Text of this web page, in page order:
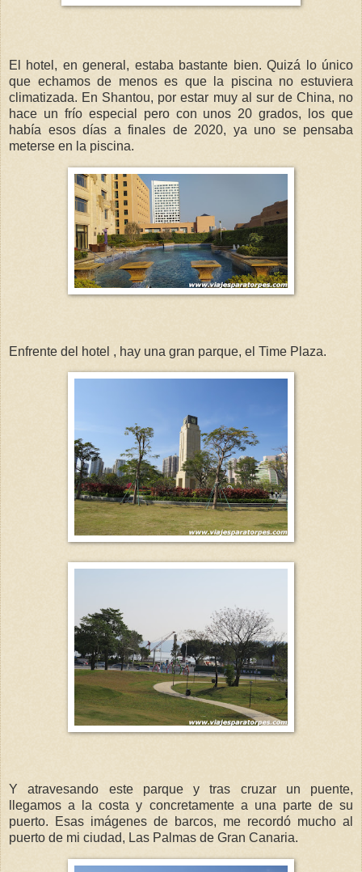
El hotel, en general, estaba bastante bien. Quizá lo único
que echamos de menos es que la piscina no estuviera
climatizada. En Shantou, por estar muy al sur de China, no
hace un frío especial pero con unos 20 grados, los que
había esos días a finales de 2020, ya uno se pensaba
meterse en la piscina.
Enfrente del hotel , hay una gran parque, el Time Plaza.
Y atravesando este parque y tras cruzar un puente,
llegamos a la costa y concretamente a una parte de su
puerto. Esas imágenes de barcos, me recordó mucho al
puerto de mi ciudad, Las Palmas de Gran Canaria.